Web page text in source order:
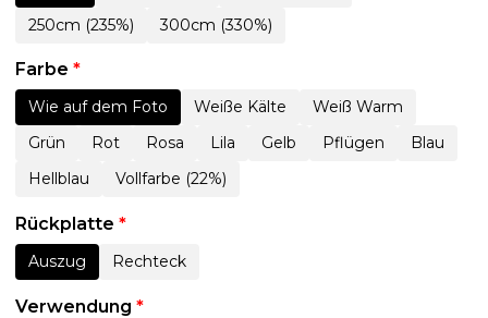
250cm (235%)
300cm (330%)
Farbe *
Wie auf dem Foto Weiße Kälte
Weiß Warm
Grün
Rot Rosa Lila Gelb Pflügen
Blau
Hellblau
Vollfarbe (22%)
Rückplatte *
Auszug Rechteck
Verwendung *